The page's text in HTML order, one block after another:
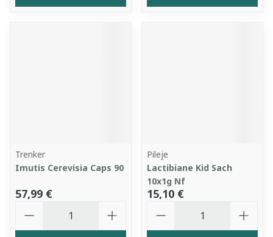
Trenker
Imutis Cerevisia Caps 90
57,99 €
Pileje
Lactibiane Kid Sach
10x1g Nf
15,10 €